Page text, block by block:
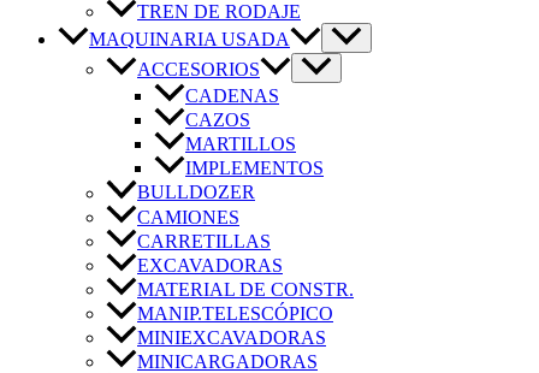
TREN DE RODAJE
MAQUINARIA USADA
ACCESORIOS
CADENAS
CAZOS
MARTILLOS
IMPLEMENTOS
BULLDOZER
CAMIONES
CARRETILLAS
EXCAVADORAS
MATERIAL DE CONSTR.
MANIP.TELESCÓPICO
MINIEXCAVADORAS
MINICARGADORAS